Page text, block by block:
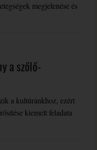
megjelenése és
a szőlő-
a kultúránkhoz, ezért
kiemelt feladata